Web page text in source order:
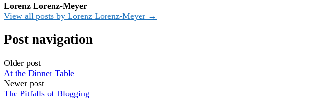
Lorenz Lorenz-Meyer
View all posts by Lorenz Lorenz-Meyer →
Post navigation
Older post
At the Dinner Table
Newer post
The Pitfalls of Blogging